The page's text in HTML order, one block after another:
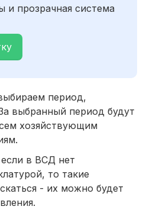
и прозрачная система
период,
выбранный период будут
хозяйствующим
в ВСД нет
то такие
- их можно будет